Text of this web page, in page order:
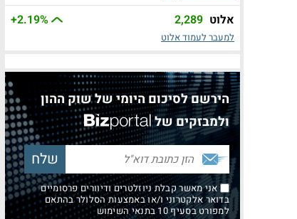
אלוט 2,289
+2.19%
למעבר לעמוד אלוט
הירשם לסיכום היומי של שוק ההון
ולמבזקים של
אני מאשר קבלת ניוזלטרים ודיוורים פרסומיים
בדואר אלקטרוני ו/או באמצעות הסלולר בהתאם
למפורט בסעיף 10 בתנאי השימוש